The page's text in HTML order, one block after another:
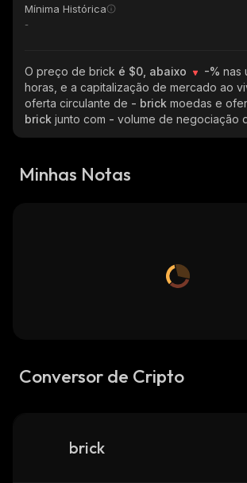
Mínima Histórica
-
O preço de brick é $0, abaixo -% nas
horas, e a capitalização de mercado ao
oferta circulante de - brick moedas e
brick junto com - volume de negociação
Minhas Notas
Conversor de Cripto
brick